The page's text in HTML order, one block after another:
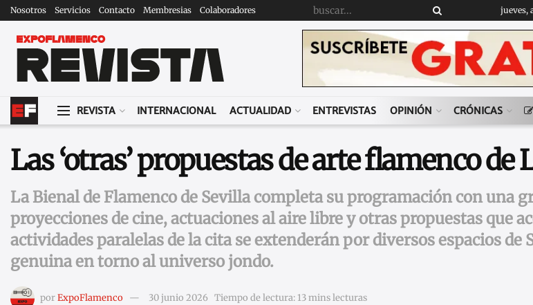
Nosotros Servicios Contacto Membresias Colaboradores jueves,
REVISTA INTERNACIONAL ACTUALIDAD ENTREVISTAS OPINIÓN CRÓNICAS
Las ‘otras’ propuestas de arte flamenco de
La Bienal de Flamenco de Sevilla completa su programación con una
proyecciones de cine, actuaciones al aire libre y otras propuestas que
actividades paralelas de la cita se extenderán por diversos espacios
genuina en torno al universo jondo.
porExpoFlamenco 30 junio 2026 Tiempo de lectura: 13 mins lecturas